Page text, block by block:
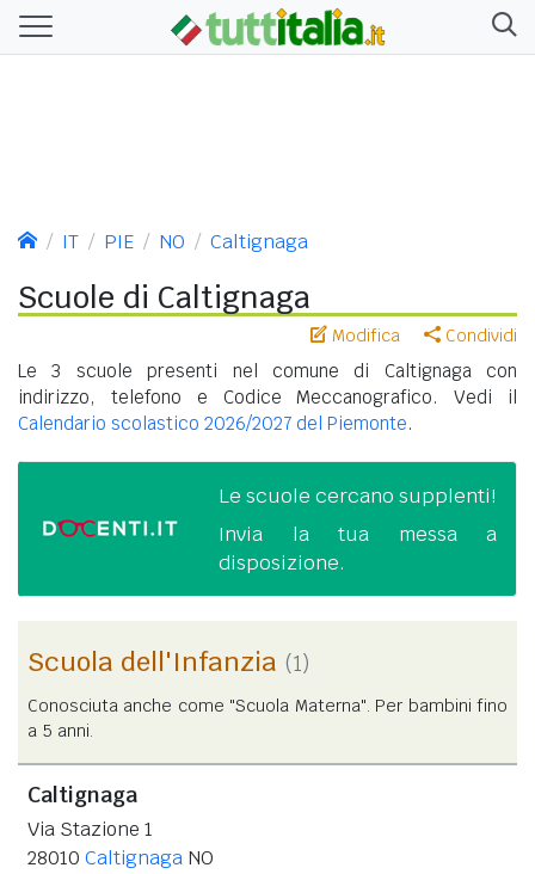
IT PIE NO Caltignaga
Scuole di Caltignaga
Modifica Condividi
Le 3 scuole presenti nel comune di Caltignaga con
indirizzo, telefono e Codice Meccanografico. Vedi il
Calendario scolastico 2026/2027 del Piemonte.
Le scuole cercano supplenti!
Invia la tua messa a
disposizione.
Scuola dell'Infanzia (1)
Conosciuta anche come "Scuola Materna". Per bambini fino
a 5 anni.
Caltignaga
Via Stazione 1
28010 Caltignaga NO